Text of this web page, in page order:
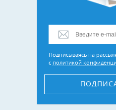
Подписываясь на
с политикой